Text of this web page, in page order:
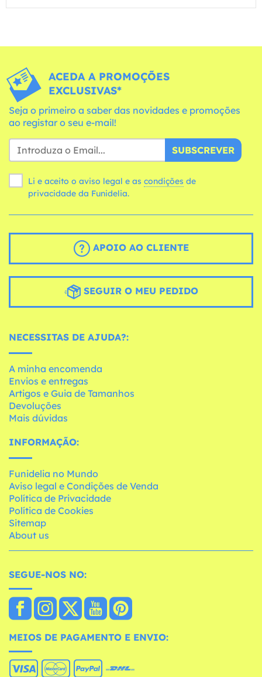
ACEDA A PROMOÇÕES
EXCLUSIVAS*
Seja o primeiro a saber das novidades e promoções
ao registar o seu e-mail!
SUBSCREVER
Li e aceito o aviso legal e as condições
privacidade da Funidelia.
APOIO AO CLIENTE
SEGUIR O MEU PEDIDO
NECESSITAS DE AJUDA?:
A minha encomenda
Envios e entregas
Artigos e Guia de Tamanhos
Devoluções
Mais dúvidas
INFORMAÇÃO:
Funidelia no Mundo
Aviso legal e Condições de Venda
Política de Privacidade
Política de Cookies
Sitemap
About us
SEGUE-NOS NO:
MEIOS DE PAGAMENTO E ENVIO: